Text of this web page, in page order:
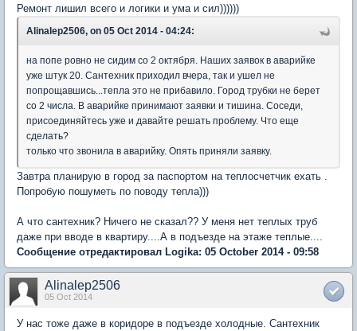
Ремонт лишил всего и логики и ума и сил))))))
Alinalep2506, on 05 Oct 2014 - 04:24:
на попе ровно не сидим со 2 октября. Наших заявок в аварийке
уже штук 20. Сантехник приходил вчера, так и ушел не
попрощавшись...тепла это не прибавило. Город трубки не берет
со 2 числа. В аварийке принимают заявки и тишина. Соседи,
присоединяйтесь уже и давайте решать проблему. Что еще
сделать?
только что звонила в аварийку. Опять приняли заявку.
Завтра планирую в город за паспортом на теплосчетчик ехать .
Попробую пошуметь по поводу тепла)))
А что сантехник? Ничего не сказал?? У меня нет теплых труб
даже при вводе в квартиру....А в подъезде на этаже теплые....
Сообщение отредактировал Logika: 05 October 2014 - 09:58
Alinalep2506
05 Oct 2014
У нас тоже даже в коридоре в подъезде холодные. Сантехник